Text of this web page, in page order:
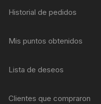
Historial de pedidos
Mis puntos obtenidos
Lista de deseos
Clientes que compraron